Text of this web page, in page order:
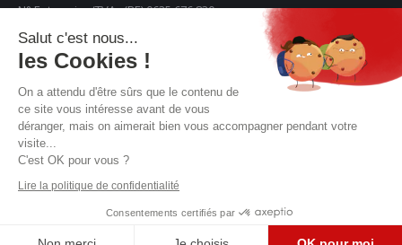
N° Entreprise/TVA : (BE) 0635 676 830
Rue de Genval, 30 Bte 36
1301 Wavre
Alarm Solutions, systèmes d’alarme agréés
INCERT
Salut c'est nous...
les Cookies !
On a attendu d'être sûrs que le contenu de
ce site vous intéresse avant de vous
déranger, mais on aimerait bien vous accompagner pendant votre
visite...
C'est OK pour vous ?
Lire la politique de confidentialité
Consentements certifiés par